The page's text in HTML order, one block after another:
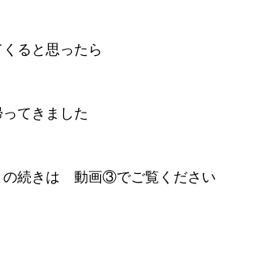
ると思ったら
てきました
の続きは　動画③でご覧ください